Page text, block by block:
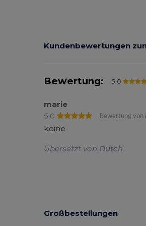
Kundenbewertungen
Bewertung: 5.0
marie
5.0
Bewertung von
keine
Übersetzt von Dutch
Großbestellungen